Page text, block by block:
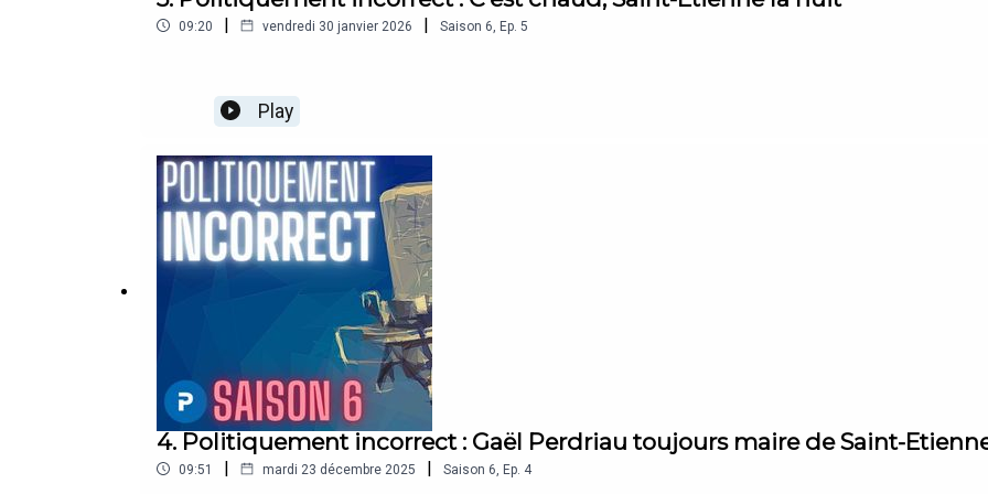
09:20 | vendredi 30 janvier 2026 | Saison 6 Ep. 5
Play
4. Politiquement incorrect : Gaël Perdriau toujours maire de Saint-
09:51 | mardi 23 décembre 2025 | Saison 6 Ep. 4